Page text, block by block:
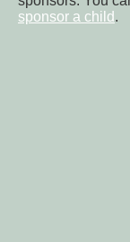
sponsor a child .